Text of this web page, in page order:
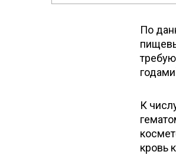
По
годами
К
кровь